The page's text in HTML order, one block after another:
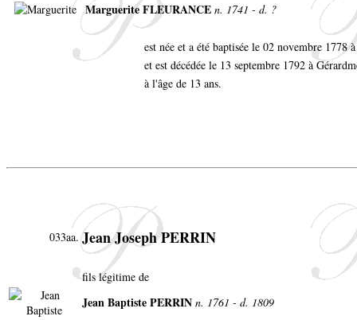
Marguerite FLEURANCE n. 1741 - d. ?
est née et a été baptisée le 02 novembre 1778
et est décédée le 13 septembre 1792 à
à l'âge de 13 ans.
033aa. Jean Joseph PERRIN
fils légitime de
Jean Baptiste PERRIN n. 1761 - d. 1809